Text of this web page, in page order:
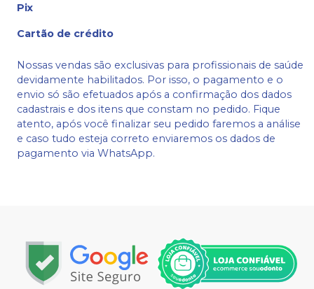
Pix
Cartão de crédito
Nossas vendas são exclusivas para profissionais de saúde
devidamente habilitados. Por isso, o pagamento e o
envio só são efetuados após a confirmação dos dados
cadastrais e dos itens que constam no pedido. Fique
atento, após você finalizar seu pedido faremos a análise
e caso tudo esteja correto enviaremos os dados de
pagamento via WhatsApp.